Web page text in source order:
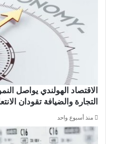
الاقتصاد الهولندي يواصل
التجارة والضيافة تقودان
منذ أسبوع واحد